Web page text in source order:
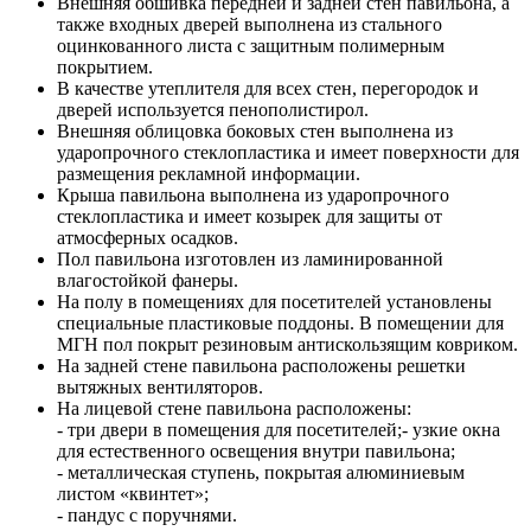
также входных дверей выполнена из стального
оцинкованного листа с защитным полимерным
покрытием.
В качестве утеплителя для всех стен, перегородок и
дверей используется пенополистирол.
Внешняя облицовка боковых стен выполнена из
ударопрочного стеклопластика и имеет поверхности для
размещения рекламной информации.
Крыша павильона выполнена из ударопрочного
стеклопластика и имеет козырек для защиты от
атмосферных осадков.
Пол павильона изготовлен из ламинированной
влагостойкой фанеры.
На полу в помещениях для посетителей установлены
специальные пластиковые поддоны. В помещении для
МГН пол покрыт резиновым антискользящим ковриком.
На задней стене павильона расположены решетки
вытяжных вентиляторов.
На лицевой стене павильона расположены:
- три двери в помещения для посетителей;- узкие окна
для естественного освещения внутри павильона;
- металлическая ступень, покрытая алюминиевым
листом «квинтет»;
- пандус с поручнями.